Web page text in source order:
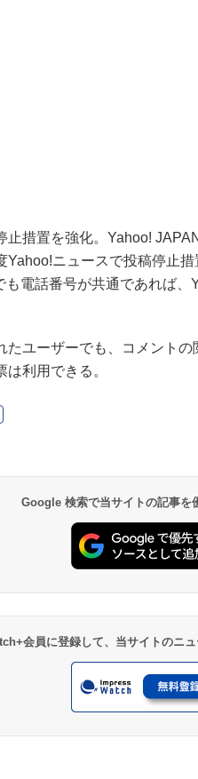
止措置を強化。Yahoo!
Yahoo!ニュースで投稿停止
も電話番号が共通であれば
たユーザーでも、コメント
利用できる。
Google 検索で当サイトの記事を
会員に登録して、当サイトのニ